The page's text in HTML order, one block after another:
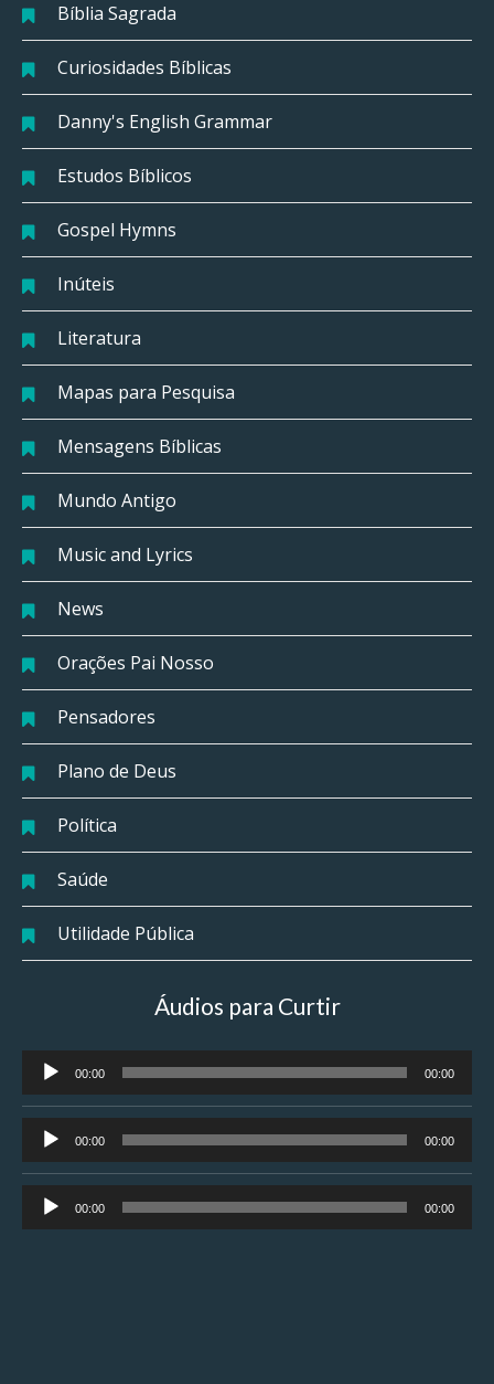
Bíblia Sagrada
Curiosidades Bíblicas
Danny's English Grammar
Estudos Bíblicos
Gospel Hymns
Inúteis
Literatura
Mapas para Pesquisa
Mensagens Bíblicas
Mundo Antigo
Music and Lyrics
News
Orações Pai Nosso
Pensadores
Plano de Deus
Política
Saúde
Utilidade Pública
Áudios para Curtir
Tocador
de
áudio
00:00 00:00
Tocador
de
áudio
00:00 00:00
Tocador
de
00:00 00:00